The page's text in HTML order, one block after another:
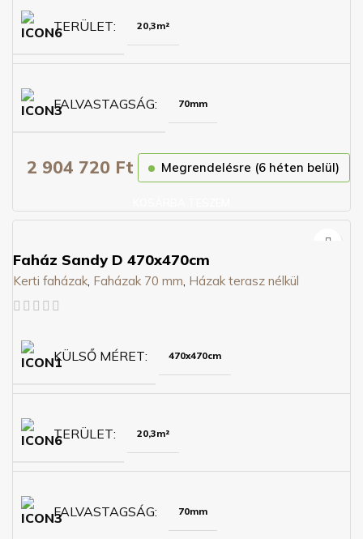
TERÜLET 20,3m²
FALVASTAGSÁG 70mm
2 904 720 Ft Megrendelésre (6 héten belül)
Faház Sandy D 470x470cm
Kerti faházak Faházak 70 mm Házak terasz nélkül
KÜLSŐ MÉRET 470x470cm
TERÜLET 20,3m²
FALVASTAGSÁG 70mm